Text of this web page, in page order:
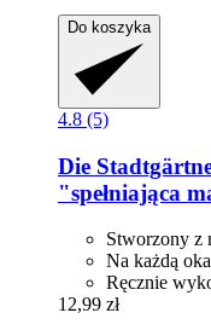
Do koszyka
4.8 (5)
Die
"spełniająca
Stworzony z
Na każdą
Ręcznie
12,99 zł